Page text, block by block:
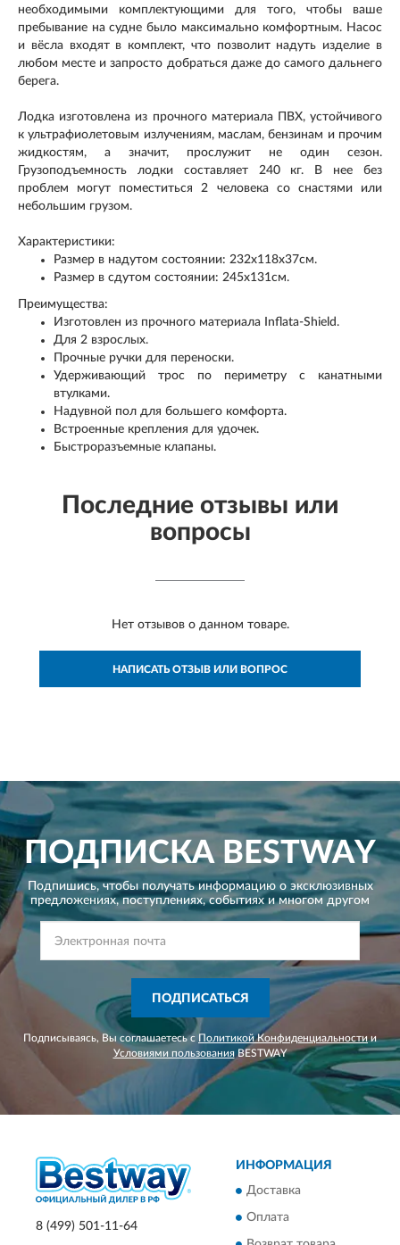
необходимыми комплектующими для того, чтобы ваше
пребывание на судне было максимально комфортным. Насос
и вёсла входят в комплект, что позволит надуть изделие в
любом месте и запросто добраться даже до самого дальнего
берега.
Лодка изготовлена из прочного материала ПВХ, устойчивого
к ультрафиолетовым излучениям, маслам, бензинам и прочим
жидкостям, а значит, прослужит не один сезон.
Грузоподъемность лодки составляет 240 кг. В нее без
проблем могут поместиться 2 человека со снастями или
небольшим грузом.
Характеристики:
Размер в надутом состоянии: 232х118х37см.
Размер в сдутом состоянии: 245х131см.
Преимущества:
Изготовлен из прочного материала Inflata-Shield.
Для 2 взрослых.
Прочные ручки для переноски.
Удерживающий трос по периметру с канатными
втулками.
Надувной пол для большего комфорта.
Встроенные крепления для удочек.
Быстроразъемные клапаны.
Последние отзывы или
вопросы
Нет отзывов о данном товаре.
НАПИСАТЬ ОТЗЫВ ИЛИ ВОПРОС
ПОДПИСКАBESTWAY
Подпишись, чтобы получать информацию о эксклюзивных
предложениях,поступлениях, событиях и многом другом
ПОДПИСАТЬСЯ
Подписываясь, Вы соглашаетесь с Политикой Конфиденциальности и
Условиями пользованияBESTWAY
8 (499) 501-11-64
ИНФОРМАЦИЯ
Доставка
Оплата